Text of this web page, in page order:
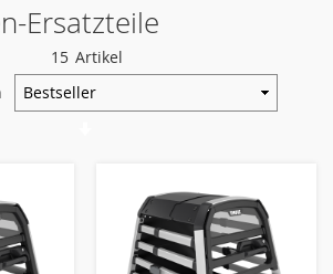
Ersatzteile
15 Artikel